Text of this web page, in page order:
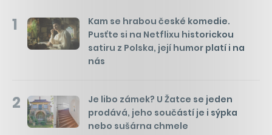
1
Kam se hrabou české komedie.
Pusťte si na Netflixu historickou
satiru z Polska, její humor platí i na
nás
2
Je libo zámek? U Žatce se jeden
prodává, jeho součástí je i sýpka
nebo sušárna chmele